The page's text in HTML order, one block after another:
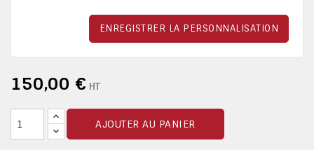
ENREGISTRER LA PERSONNALISATION
150,00 € HT
AJOUTER AU PANIER